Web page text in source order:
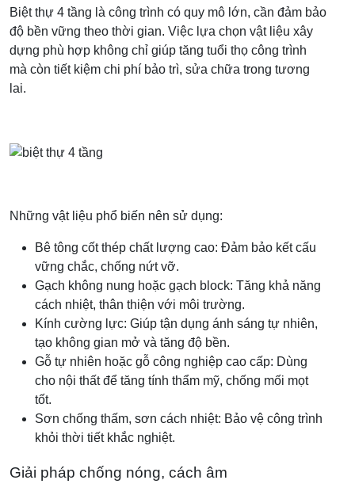
Biệt thự 4 tầng là công trình có quy mô lớn, cần đảm bảo
độ bền vững theo thời gian. Việc lựa chọn vật liệu xây
dựng phù hợp không chỉ giúp tăng tuổi thọ công trình
mà còn tiết kiệm chi phí bảo trì, sửa chữa trong tương
lai.
Những vật liệu phổ biến nên sử dụng:
Bê tông cốt thép chất lượng cao: Đảm bảo kết cấu
vững chắc, chống nứt vỡ.
Gạch không nung hoặc gạch block: Tăng khả năng
cách nhiệt, thân thiện với môi trường.
Kính cường lực: Giúp tận dụng ánh sáng tự nhiên,
tạo không gian mở và tăng độ bền.
Gỗ tự nhiên hoặc gỗ công nghiệp cao cấp: Dùng
cho nội thất để tăng tính thẩm mỹ, chống mối mọt
tốt.
Sơn chống thấm, sơn cách nhiệt: Bảo vệ công trình
khỏi thời tiết khắc nghiệt.
Giải pháp chống nóng, cách âm